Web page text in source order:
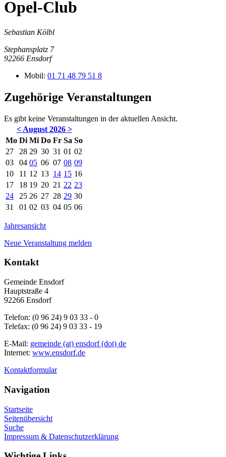
Opel-Club
Sebastian Kölbl
Stephansplatz 7
92266 Ensdorf
Mobil: 01 71 48 79 51 8
Zugehörige Veranstaltungen
Es gibt keine Veranstaltungen in der aktuellen Ansicht.
< August 2026 >
Mo Di Mi Do Fr Sa So
27
28 29 30 31 01 02
03
04 05 06 07 08 09
10
11 12 13 14 15 16
17
18 19 20 21 22 23
24
25 26 27 28 29 30
31
01 02 03 04 05 06
Jahresansicht
Neue Veranstaltung melden
Kontakt
Gemeinde Ensdorf
Hauptstraße 4
92266 Ensdorf
Telefon: (0 96 24) 9 03 33 - 0
Telefax: (0 96 24) 9 03 33 - 19
E-Mail: gemeinde (at) ensdorf (dot) de
Internet: www.ensdorf.de
Kontaktformular
Navigation
Startseite
Seitenübersicht
Suche
Impressum & Datenschutzerklärung